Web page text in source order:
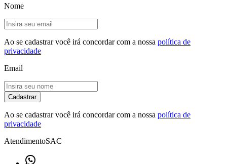
Nome
Ao se cadastrar você irá concordar com a nossa política de
privacidade
Email
Cadastrar
Ao se cadastrar você irá concordar com a nossa política de
privacidade
AtendimentoSAC